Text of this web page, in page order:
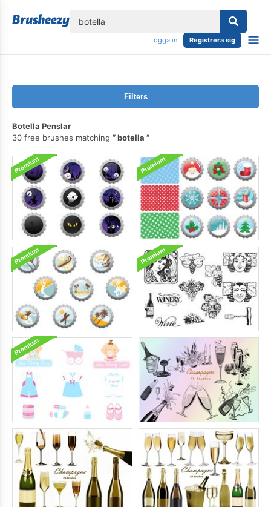
Logga in Registrera sig
Filters
Botella Penslar
30 free brushes matching
botella